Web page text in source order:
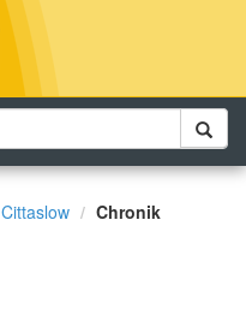
Cittaslow Chronik